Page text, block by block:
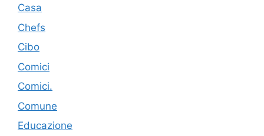
Casa
Chefs
Cibo
Comici
Comici.
Comune
Educazione